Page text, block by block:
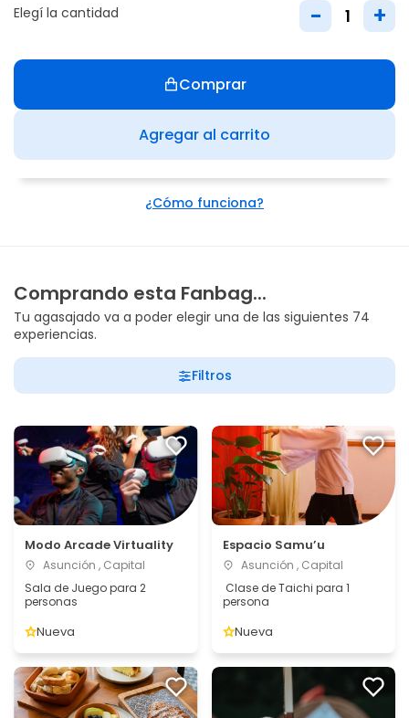
Elegí la cantidad - +
Agregar al carrito
Comprar
¿Cómo funciona?
Comprando esta Fanbag...
Tu agasajado va a poder elegir una de las siguientes 74
experiencias.
Filtros
Modo Arcade Virtuality
Asunción , Capital
Sala de Juego para 2
personas
Nueva
Espacio Samu’u
Asunción , Capital
Clase de Taichi para 1
persona
Nueva